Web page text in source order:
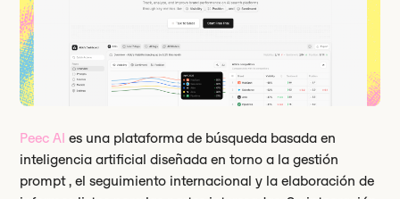
Peec AI es una plataforma de búsqueda basada en
inteligencia artificial diseñada en torno a la gestión
prompt , el seguimiento internacional y la elaboración de